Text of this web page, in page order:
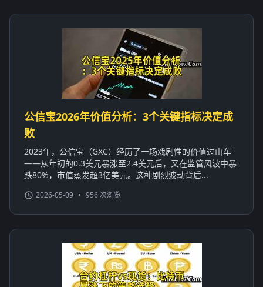
公信宝2026年价值分析：3个关键指标决定成
败
2023年，公信宝（GXC）经历了一场戏剧性的价值过山车
——从年初的0.3美元暴涨至2.4美元后，又在监管风波中暴
跌80%，市值蒸发超3亿美元。这种剧烈波动背后...
2026-05-09 • 956 次浏览